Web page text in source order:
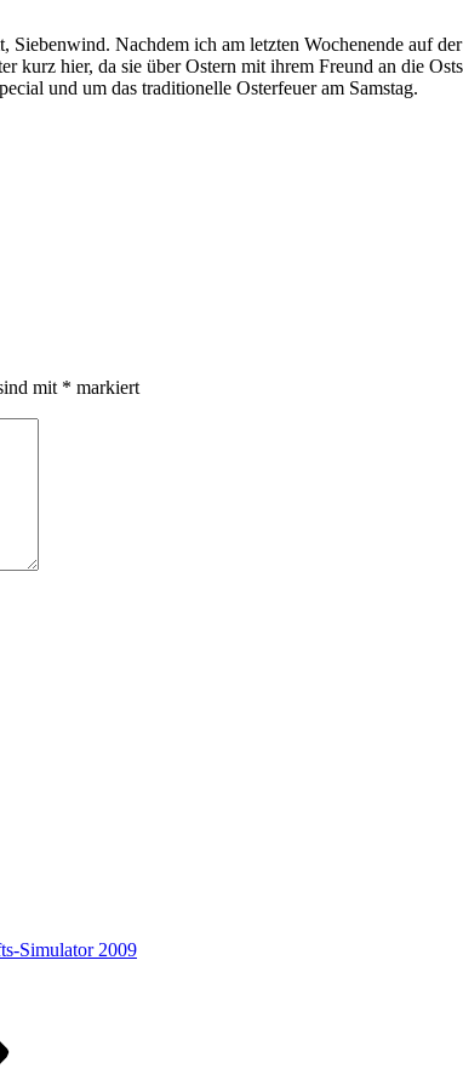
Siebenwind. Nachdem ich am letzten Wochenende auf
kurz hier, da sie über Ostern mit ihrem Freund an die
und um das traditionelle Osterfeuer am Samstag.
mit * markiert
Simulator 2009